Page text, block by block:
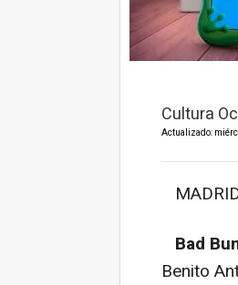
Cultura
Actualizado:
Bad
Benito